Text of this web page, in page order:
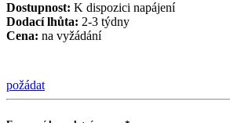
Dostupnost: K dispozici napájení
Dodací lhůta: 2-3 týdny
Cena: na vyžádání
požádat